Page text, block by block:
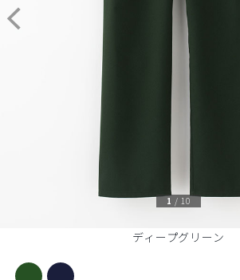
ディープグリーン
1 / 10